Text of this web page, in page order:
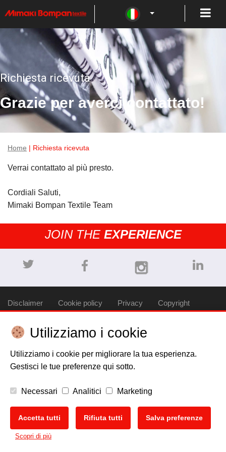
Richiesta ricevuta
Grazie per averci contattato!
Home | Richiesta ricevuta
Verrai contattato al più presto.
Cordiali Saluti,
Mimaki Bompan Textile Team
JOIN THE EXPERIENCE
Disclaimer Cookie policy Privacy Copyright
EU Data ActUtilizziamo i cookie
Utilizziamo i cookie per migliorare la tua esperienza.
Gestisci le tue preferenze qui sotto.
Necessari Analitici Marketing
Accetta tutti Rifiuta tutti Salva preferenze
Scopri di più